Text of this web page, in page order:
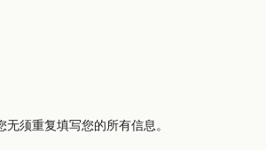
须重复填写您的所有信息。